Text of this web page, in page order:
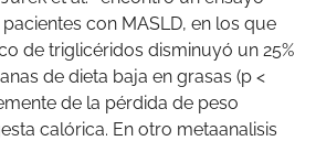
con MASLD, en los que
de triglicéridos disminuyó un 25%
de dieta baja en grasas (p <
de la pérdida de peso
calórica. En otro metaanalisis